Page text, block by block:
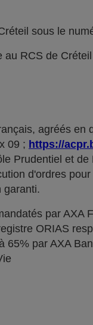
sous le
RCS de
agréés en
09 ; https://
Prudentiel et
d'ordres
garanti.
par AXA
ORIAS
par AXA